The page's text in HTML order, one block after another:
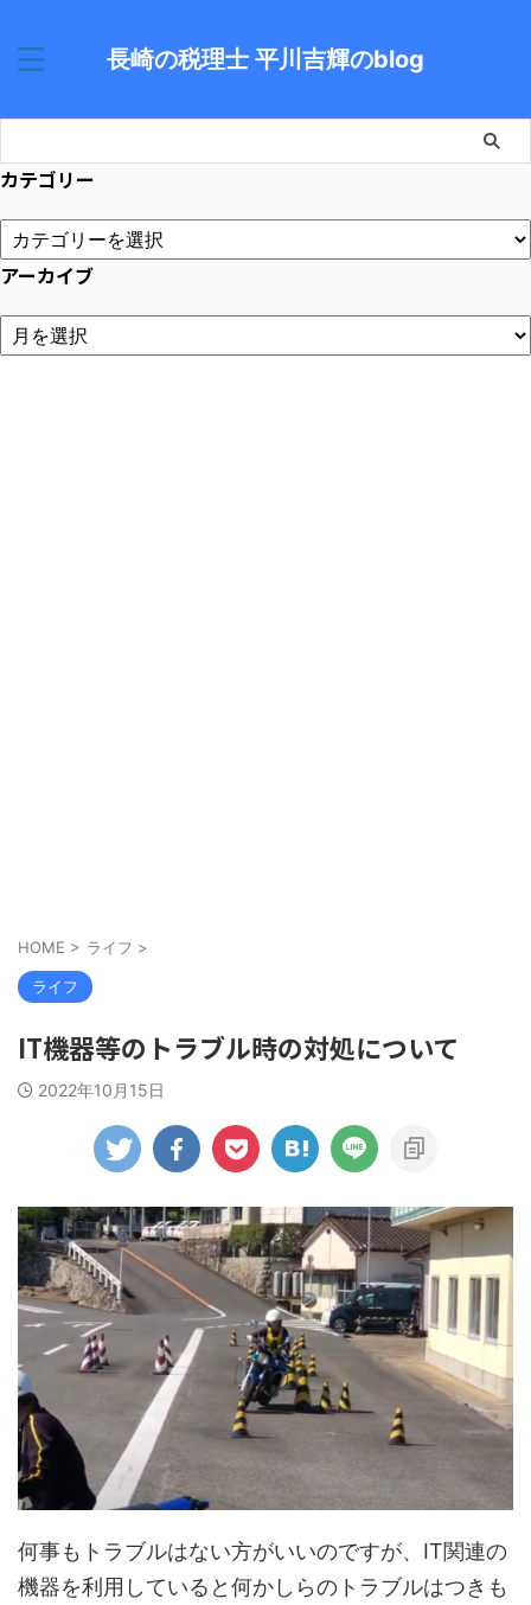
長崎の税理士 平川吉輝のblog
カテゴリー
アーカイブ
HOME > ライフ >
ライフ
IT機器等のトラブル時の対処について
2022年10月15日
何事もトラブルはない方がいいのですが、IT関連の
機器を利用していると何かしらのトラブルはつきも